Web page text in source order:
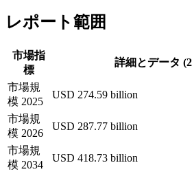
レポート範囲
市場指
標
詳細とデータ
市場規
模 2025
USD 274.59 billion
市場規
模 2026
USD 287.77 billion
市場規
模 2034
USD 418.73 billion